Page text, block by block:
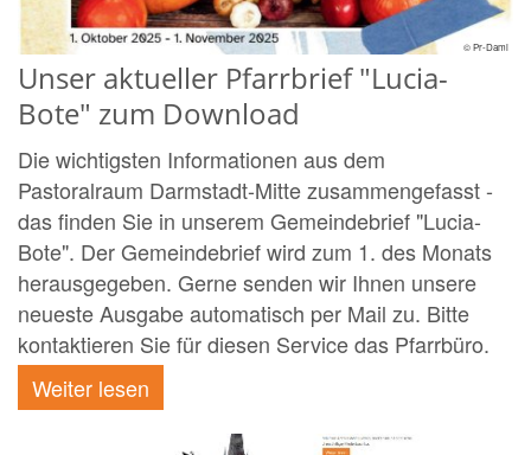
© Pr-Dami
Unser aktueller Pfarrbrief "Lucia-
Bote" zum Download
Die wichtigsten Informationen aus dem
Pastoralraum Darmstadt-Mitte zusammengefasst -
das finden Sie in unserem Gemeindebrief "Lucia-
Bote". Der Gemeindebrief wird zum 1. des Monats
herausgegeben. Gerne senden wir Ihnen unsere
neueste Ausgabe automatisch per Mail zu. Bitte
kontaktieren Sie für diesen Service das Pfarrbüro.
Weiter lesen